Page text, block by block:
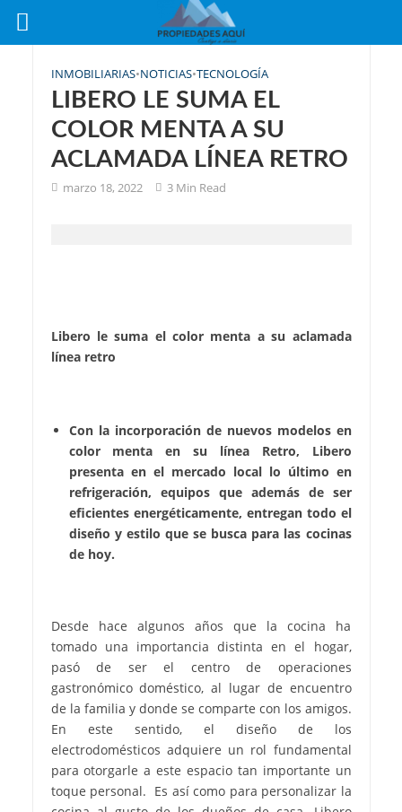
INMOBILIARIAS•NOTICIAS•TECNOLOGÍA
LIBERO LE SUMA EL
COLOR MENTA A SU
ACLAMADA LÍNEA RETRO
marzo 18, 2022 3 Min Read
Libero le suma el color menta a su aclamada
línea retro
Con la incorporación de nuevos modelos en
color menta en su línea Retro, Libero
presenta en el mercado local lo último en
refrigeración, equipos que además de ser
eficientes energéticamente, entregan todo el
diseño y estilo que se busca para las cocinas
de hoy.
Desde hace algunos años que la cocina ha
tomado una importancia distinta en el hogar,
pasó de ser el centro de operaciones
gastronómico doméstico, al lugar de encuentro
de la familia y donde se comparte con los amigos.
En este sentido, el diseño de los
electrodomésticos adquiere un rol fundamental
para otorgarle a este espacio tan importante un
toque personal. Es así como para personalizar la